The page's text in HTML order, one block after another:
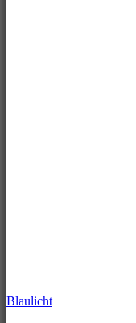
Blaulicht